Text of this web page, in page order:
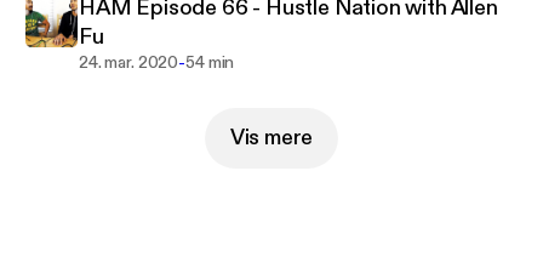
HAM Episode 66 - Hustle Nation with Allen
Fu
24. mar. 2020-54 min
Vis mere